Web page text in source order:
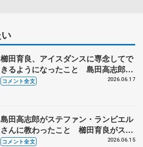
櫛田育良、アイスダンスに専念してで
きるようになったこと 島田高志郎、
呼吸を合わせて前へ 【木下グループ/
コメント全文 2026.06.17
島田高志郎がステファン・ランビエル
さんに教わったこと 櫛田育良がスケ
ートを離れようと思った時 【イヨテ
コメント全文 2026.06.15